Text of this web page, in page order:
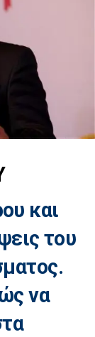
και
του
να